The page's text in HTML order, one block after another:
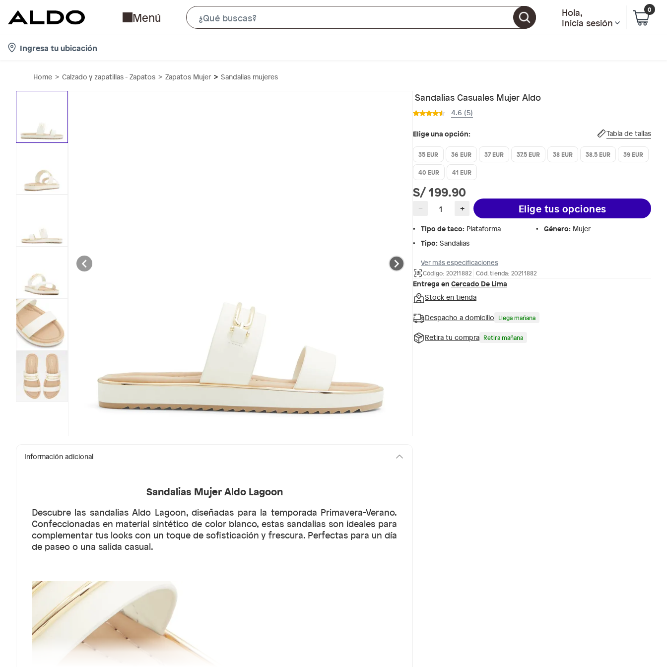
Menú
e
Hola,
Inicia sesión
0
Ingresa tu ubicación
Home Calzado y zapatillas - Zapatos Zapatos Mujer Sandalias mujeres
Información adicional
Sandalias Mujer Aldo Lagoon
Descubre las sandalias Aldo Lagoon, diseñadas para la temporada Primavera-Verano.
Confeccionadas en material sintético de color blanco, estas sandalias son ideales para
complementar tus looks con un toque de sofisticación y frescura. Perfectas para un día
de paseo o una salida casual.
Sandalias Casuales Mujer Aldo
4.6 (5)
Elige una opción: Tabla de tallas
35 EUR 36 EUR 37 EUR 37.5 EUR 38 EUR 38.5 EUR
39 EUR
40 EUR
41 EUR
S/ 199.90
− + Elige tus opciones
Tipo de taco: Plataforma Género: Mujer
Tipo: Sandalias
Ver más especificaciones
Código: 20211882 Cód. tienda: 20211882
Entrega en Cercado De Lima
Stock en tienda
Despacho a domicilio Llega mañana
Retira tu compra Retira mañana